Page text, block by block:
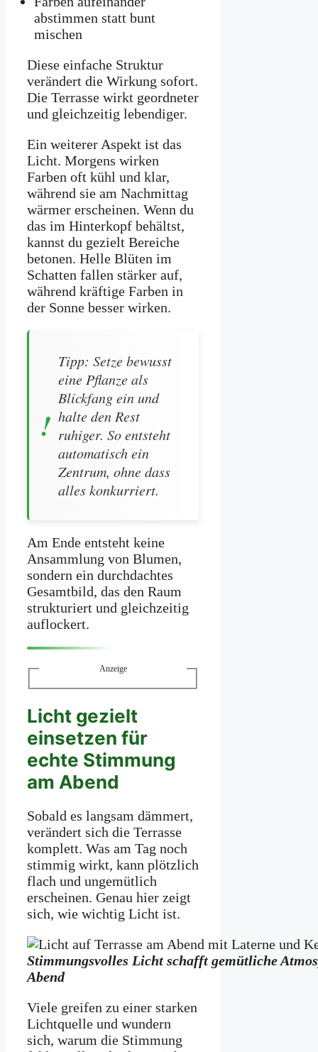
abstimmen statt bunt
mischen
Diese einfache Struktur
verändert die Wirkung sofort.
Die Terrasse wirkt geordneter
und gleichzeitig lebendiger.
Ein weiterer Aspekt ist das
Licht. Morgens wirken
Farben oft kühl und klar,
während sie am Nachmittag
wärmer erscheinen. Wenn du
das im Hinterkopf behältst,
kannst du gezielt Bereiche
betonen. Helle Blüten im
Schatten fallen stärker auf,
während kräftige Farben in
der Sonne besser wirken.
Tipp: Setze bewusst
eine Pflanze als
Blickfang ein und
halte den Rest
ruhiger. So entsteht
automatisch ein
Zentrum, ohne dass
alles konkurriert.
Am Ende entsteht keine
Ansammlung von Blumen,
sondern ein durchdachtes
Gesamtbild, das den Raum
strukturiert und gleichzeitig
auflockert.
Anzeige
Licht gezielt
einsetzen für
echte Stimmung
am Abend
Sobald es langsam dämmert,
verändert sich die Terrasse
komplett. Was am Tag noch
stimmig wirkt, kann plötzlich
flach und ungemütlich
erscheinen. Genau hier zeigt
sich, wie wichtig Licht ist.
Stimmungsvolles Licht schafft gemütliche
Abend
Viele greifen zu einer starken
Lichtquelle und wundern
sich, warum die Stimmung